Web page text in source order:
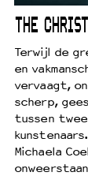
THE
Terwijl de
en
vervaagt,
scherp,
tussen
Michaela